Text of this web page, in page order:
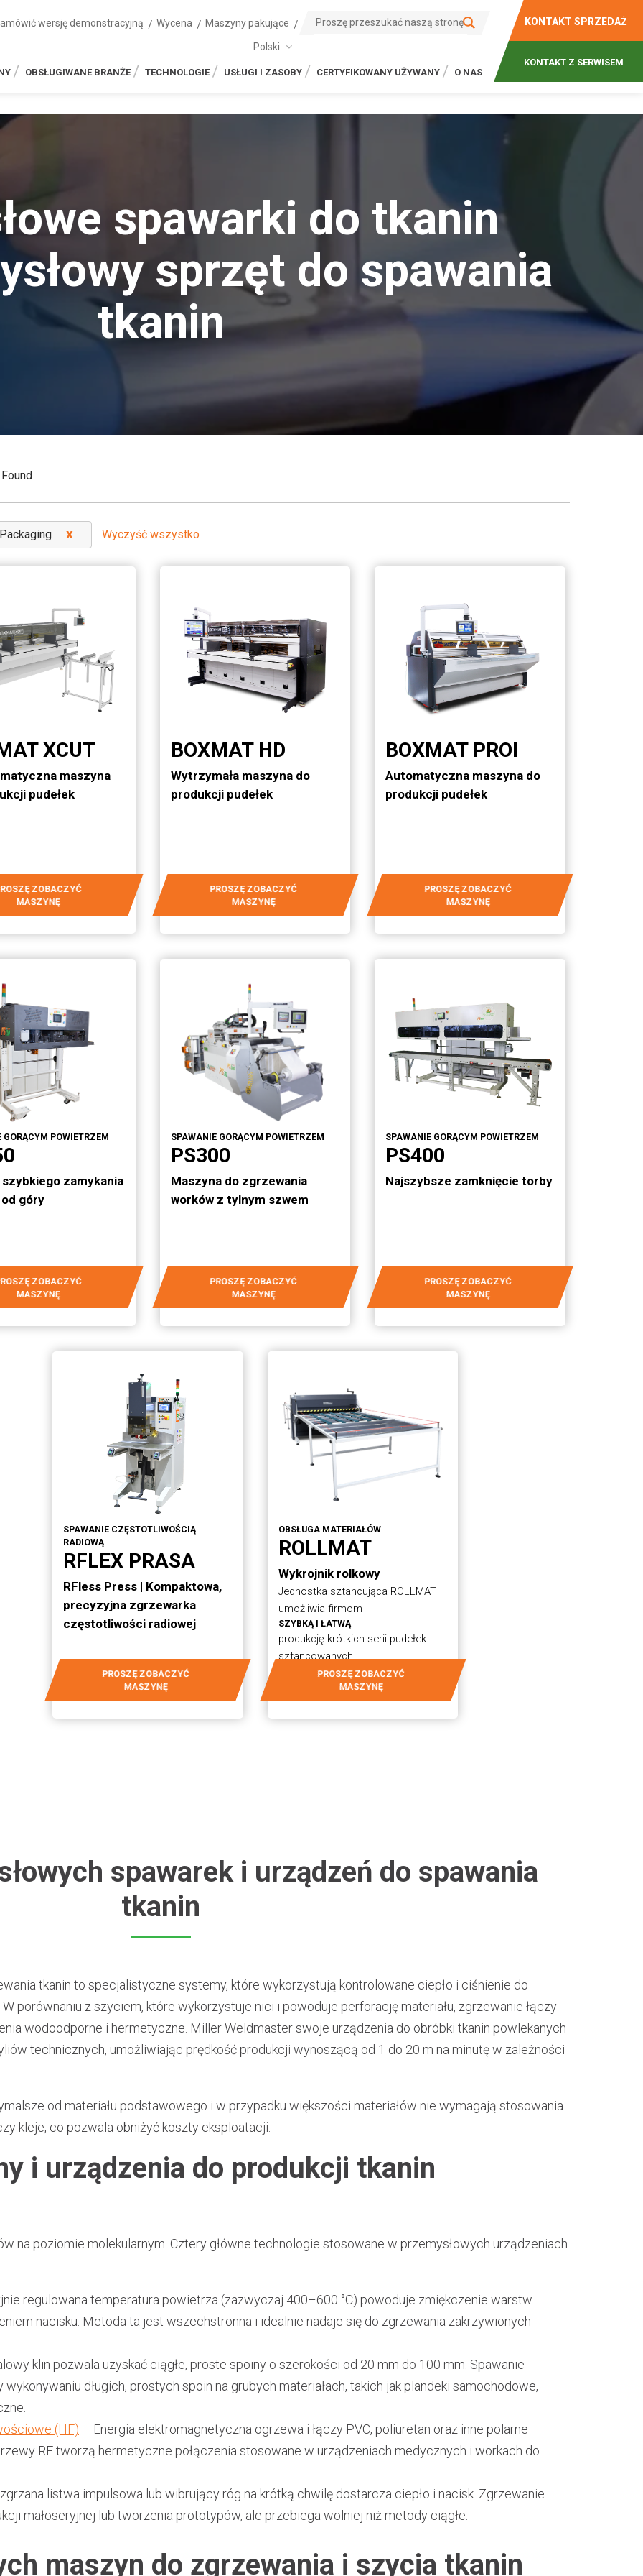
wersję demonstracyjną Wycena Maszyny pakujące
Polski
OBSŁUGIWANE BRANŻE TECHNOLOGIE USŁUGI I ZASOBY CERTYFIKOWANY UŻYWANY O NAS
KONTAKT SPRZEDAŻ
KONTAKT Z SERWISEM
spawarki do tkanin
sprzęt do spawania
tkanin
Packaging Wyczyść wszystko
XCUT
maszyna
pudełek
ZOBACZYĆ
MASZYNĘ
BOXMAT HD
Wytrzymała maszyna do
produkcji pudełek
PROSZĘ ZOBACZYĆ
MASZYNĘ
BOXMAT PROI
Automatyczna maszyna do
produkcji pudełek
PROSZĘ ZOBACZYĆ
MASZYNĘ
GORĄCYM POWIETRZEM
zamykania
góry
ZOBACZYĆ
MASZYNĘ
SPAWANIE GORĄCYM POWIETRZEM
PS300
Maszyna do zgrzewania
worków z tylnym szwem
PROSZĘ ZOBACZYĆ
MASZYNĘ
SPAWANIE GORĄCYM POWIETRZEM
PS400
Najszybsze zamknięcie torby
PROSZĘ ZOBACZYĆ
MASZYNĘ
SPAWANIE CZĘSTOTLIWOŚCIĄ
RADIOWĄ
RFLEX PRASA
RFless Press | Kompaktowa,
precyzyjna zgrzewarka
częstotliwości radiowej
PROSZĘ ZOBACZYĆ
MASZYNĘ
OBSŁUGA MATERIAŁÓW
ROLLMAT
Wykrojnik rolkowy
Jednostka sztancująca ROLLMAT
umożliwia firmom
SZYBKĄ I ŁATWĄ
produkcję krótkich serii pudełek
sztancowanych.
PROSZĘ ZOBACZYĆ
MASZYNĘ
spawarek i urządzeń do spawania
tkanin
tkanin to specjalistyczne systemy, które wykorzystują kontrolowane ciepło i ciśnienie do
porównaniu z szyciem, które wykorzystuje nici i powoduje perforację materiału, zgrzewanie łączy
wodoodporne i hermetyczne. Miller Weldmaster swoje urządzenia do obróbki tkanin powlekanych
technicznych, umożliwiając prędkość produkcji wynoszącą od 1 do 20 m na minutę w zależności
od materiału podstawowego i w przypadku większości materiałów nie wymagają stosowania
kleje, co pozwala obniżyć koszty eksploatacji.
i urządzenia do produkcji tkanin
na poziomie molekularnym. Cztery główne technologie stosowane w przemysłowych urządzeniach
regulowana temperatura powietrza (zazwyczaj 400–600 °C) powoduje zmiękczenie warstw
nacisku. Metoda ta jest wszechstronna i idealnie nadaje się do zgrzewania zakrzywionych
klin pozwala uzyskać ciągłe, proste spoiny o szerokości od 20 mm do 100 mm. Spawanie
długich, prostych spoin na grubych materiałach, takich jak plandeki samochodowe,
(HF) – Energia elektromagnetyczna ogrzewa i łączy PVC, poliuretan oraz inne polarne
RF tworzą hermetyczne połączenia stosowane w urządzeniach medycznych i workach do
listwa impulsowa lub wibrujący róg na krótką chwilę dostarcza ciepło i nacisk. Zgrzewanie
małoseryjnej lub tworzenia prototypów, ale przebiega wolniej niż metody ciągłe.
maszyn do zgrzewania i szycia tkanin